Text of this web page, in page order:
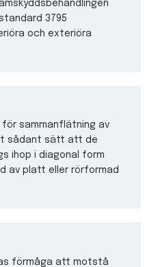
3795
och exteriöra
för sammanflätning av
sådant sätt att de
ihop i diagonal form
av platt eller rörformad
förmåga att motstå